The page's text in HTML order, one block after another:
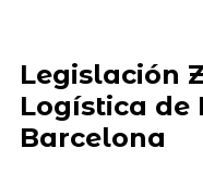
Legislación
Logística de
Barcelona